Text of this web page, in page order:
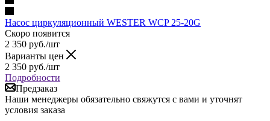
Насос циркуляционный WESTER WCP 25-20G
Скоро появится
2 350 руб./шт
Варианты цен
2 350 руб./шт
Подробности
Предзаказ
Наши менеджеры обязательно свяжутся с вами и уточнят
условия заказа